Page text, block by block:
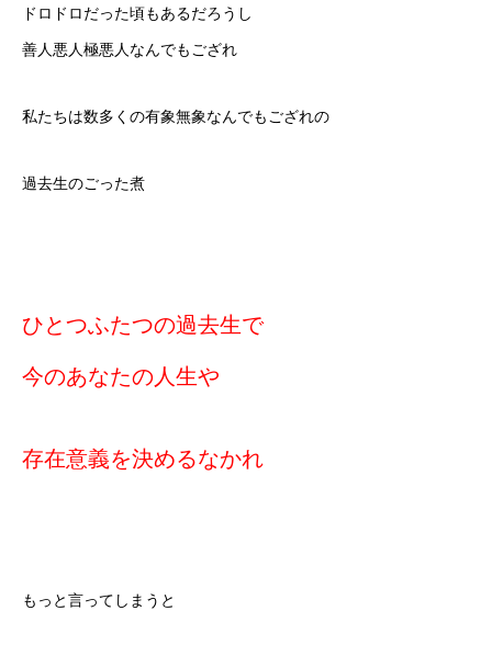
ドロドロだった頃もあるだろうし
善人悪人極悪人なんでもござれ
私たちは数多くの有象無象なんでもござれの
過去生のごった煮
ひとつふたつの過去生で
今のあなたの人生や
存在意義を決めるなかれ
もっと言ってしまうと